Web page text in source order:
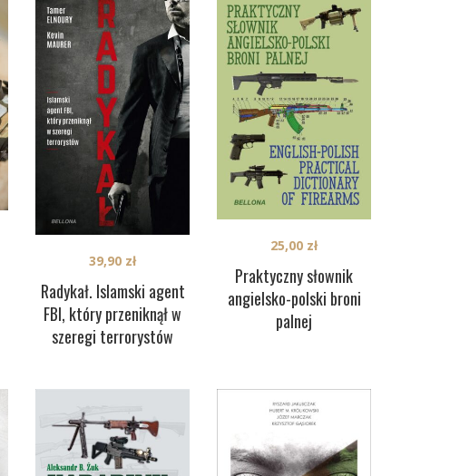
Radykał. Islamski agent
FBI, który przeniknął w
szeregi terrorystów
39,90 zł
Praktyczny słownik
angielsko-polski broni
palnej
25,00 zł